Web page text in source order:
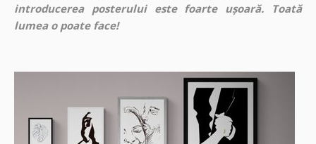
introducerea posterului este foarte ușoară. Toată
lumea o poate face!